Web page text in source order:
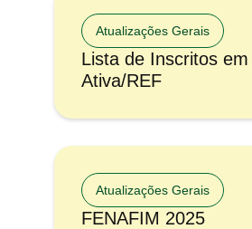
Atualizações Gerais
Lista de Inscritos
Ativa/REF
Atualizações Gerais
FENAFIM 2025